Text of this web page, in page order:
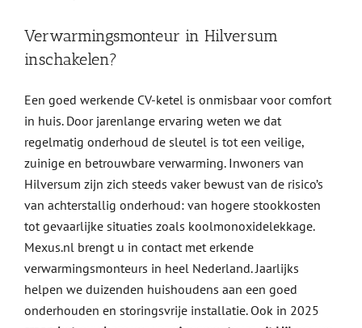
Verwarmingsmonteur in Hilversum
inschakelen?
Een goed werkende CV-ketel is onmisbaar voor comfort
in huis. Door jarenlange ervaring weten we dat
regelmatig onderhoud de sleutel is tot een veilige,
zuinige en betrouwbare verwarming. Inwoners van
Hilversum zijn zich steeds vaker bewust van de risico’s
van achterstallig onderhoud: van hogere stookkosten
tot gevaarlijke situaties zoals koolmonoxidelekkage.
Mexus.nl brengt u in contact met erkende
verwarmingsmonteurs in heel Nederland. Jaarlijks
helpen we duizenden huishoudens aan een goed
onderhouden en storingsvrije installatie. Ook in 2025